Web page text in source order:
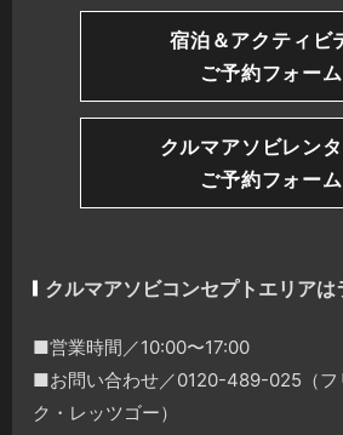
宿泊＆アクティビ
ご予約フォーム
クルマアソビレン
ご予約フォーム
クルマアソビコンセプトエリアは
■営業時間／10:00〜17:00
■お問い合わせ／0120-489-025（フ
ク・レッツゴー）